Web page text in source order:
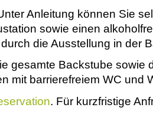
Anleitung können Sie
sowie einen
die Ausstellung in der
gesamte Backstube sowie
mit barrierefreiem WC und
. Für kurzfristige